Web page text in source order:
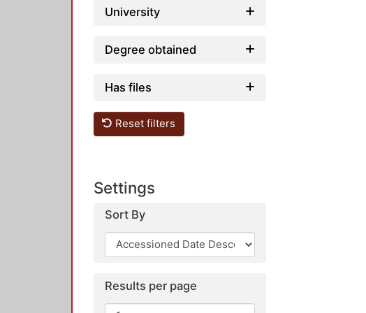
University
Degree obtained
Has files
Reset filters
Settings
Sort By
Results per page